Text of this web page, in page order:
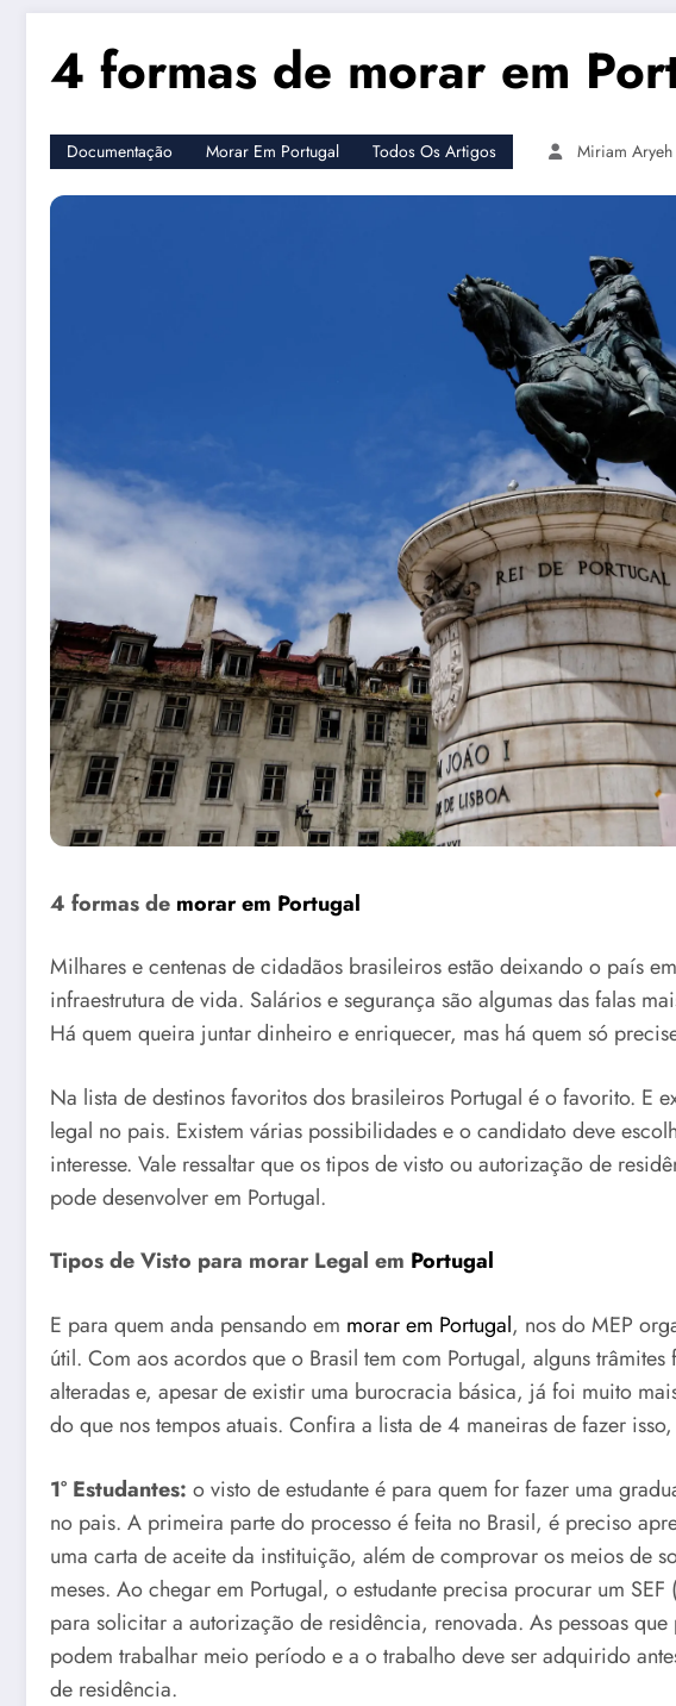
4 formas de morar em
Documentação Morar Em Portugal Todos Os Artigos Miriam Aryeh
4 formas de morar em Portugal
Milhares e centenas de cidadãos brasileiros estão deixando o país
infraestrutura de vida. Salários e segurança são algumas das falas
Há quem queira juntar dinheiro e enriquecer, mas há quem só
Na lista de destinos favoritos dos brasileiros Portugal é o favorito. E
legal no pais. Existem várias possibilidades e o candidato deve
interesse. Vale ressaltar que os tipos de visto ou autorização de
pode desenvolver em Portugal.
Tipos de Visto para morar Legal em Portugal
E para quem anda pensando em morar em Portugal, nos do MEP
útil. Com aos acordos que o Brasil tem com Portugal, alguns
alteradas e, apesar de existir uma burocracia básica, já foi muito
do que nos tempos atuais. Confira a lista de 4 maneiras de fazer
1° Estudantes: o visto de estudante é para quem for fazer uma
no pais. A primeira parte do processo é feita no Brasil, é preciso
uma carta de aceite da instituição, além de comprovar os meios de
meses. Ao chegar em Portugal, o estudante precisa procurar um
para solicitar a autorização de residência, renovada. As pessoas
podem trabalhar meio período e a o trabalho deve ser adquirido
de residência.